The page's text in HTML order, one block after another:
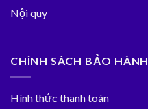
Nội quy
CHÍNH SÁCH BẢO HÀNH
Hình thức thanh toán